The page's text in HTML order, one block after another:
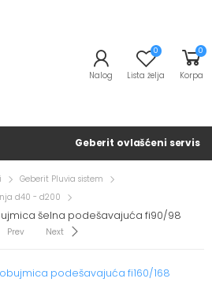
Nalog
0
Lista želja
0
Korpa
Geberit ovlašćeni servis
Geberit Pluvia sistem
d40 - d200
šelna podešavajuća fi90/98
Prev Next